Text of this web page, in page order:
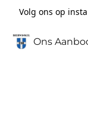
Volg ons op
Ons